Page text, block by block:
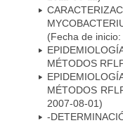
(Fecha de
MÉTODOS
MÉTODOS
2007-08-01)
-